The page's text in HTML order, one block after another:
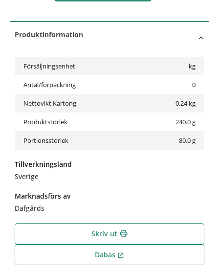
Produktinformation
Försäljningsenhet kg
Antal/förpackning 0
Nettovikt Kartong 0.24kg
Produktstorlek 240.0 g
Portionsstorlek 80.0 g
Tillverkningsland
Sverige
Marknadsförs av
Dafgårds
Skriv ut print
Dabas open_in_new